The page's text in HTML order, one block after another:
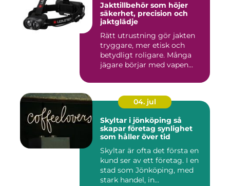
Jakttillbehör som höjer
säkerhet, precision och
jaktglädje
Rätt utrustning gör jakten
tryggare, mer etisk och
betydligt roligare. Många
jägare börjar med vapen...
04. jul
Skyltar i jönköping så
skapar företag synlighet
som håller över tid
Skyltar är ofta det första en
kund ser av ett företag. I en
stad som Jönköping, med
stark handel, in...